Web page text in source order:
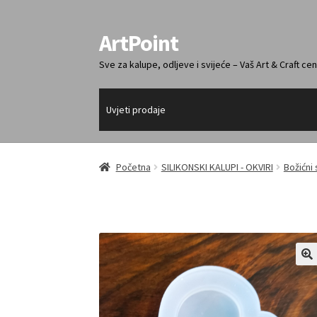
Preskoči
na
navigaciju
Skoči
do
sadržaja
ArtPoint
Sve za kalupe, odljeve i svijeće – Vaš Art & Craft
Uvjeti prodaje
Početna SILIKONSKI KALUPI - OKVIRI Božićni